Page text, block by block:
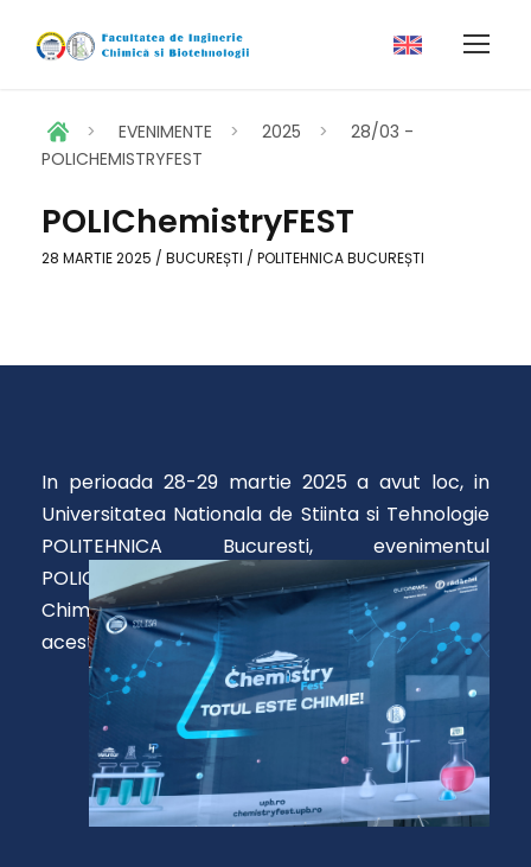
> EVENIMENTE > 2025 >
28/03 -
POLICHEMISTRYFEST
POLIChemistryFEST
28 MARTIE 2025 / BUCUREȘTI / POLITEHNICA BUCUREȘTI
In perioada 28-29 martie 2025 a avut loc, in
Universitatea Nationala de Stiinta si Tehnologie
POLITEHNICA Bucuresti, evenimentul
POLIChemistryFEST. Facultatea de Inginerie
Chimica si Biotehnologii a fost co-organizator al
acestui eveniment.